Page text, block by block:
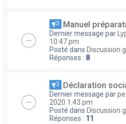
Manuel
Dernier message par
10:47 pm
Posté dans Discussion
Réponses : 8
Déclaration
Dernier message par
2020 1:43 pm
Posté dans Discussion
Réponses : 11